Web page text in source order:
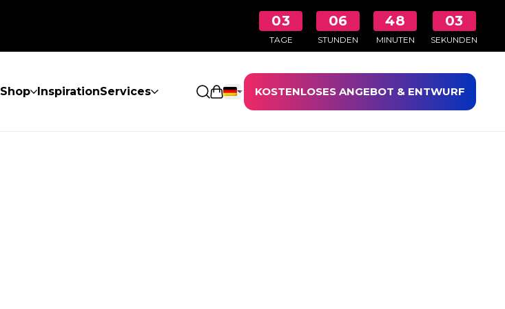
03
TAGE
06
STUNDEN
48
MINUTEN
03
SEKUNDEN
Shop InspirationServices Einkaufswagen öffnen
KOSTENLOSES ANGEBOT & ENTWURF